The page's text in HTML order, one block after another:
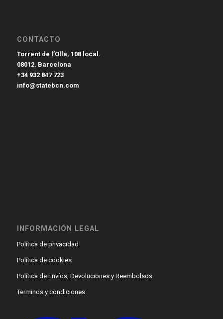
CONTACTO
Torrent de l’Olla, 108 local.
08012. Barcelona
+34 932 847 723
info@statebcn.com
INFORMACIÓN LEGAL
Política de privacidad
Política de cookies
Política de Envíos, Devoluciones y Reembolsos
Terminos y condiciones